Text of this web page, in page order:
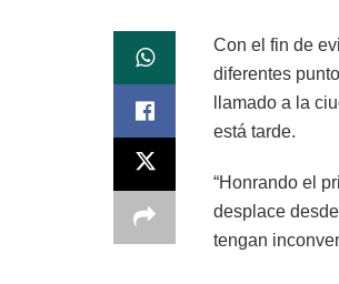
Con el fin de
diferentes
llamado a la
está tarde.
“Honrando el
desplace
tengan